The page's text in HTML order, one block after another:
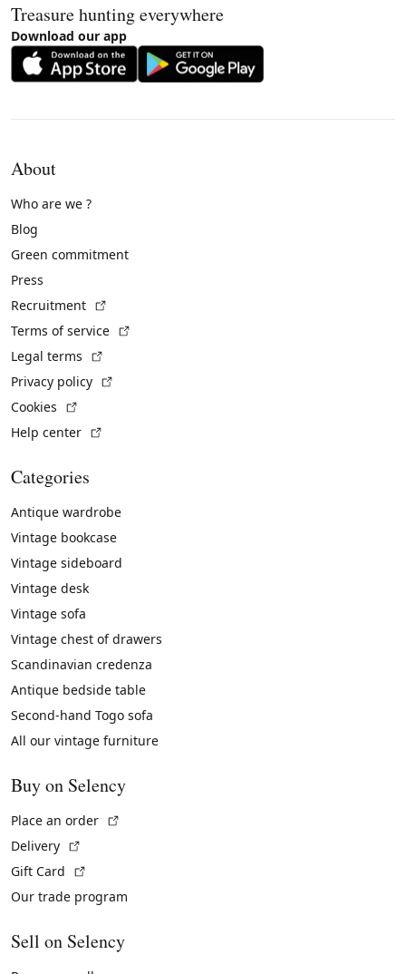
Treasure hunting everywhere
Download our app
About
Who are we ?
Blog
Green commitment
Press
Recruitment
Terms of service
Legal terms
Privacy policy
Cookies
Help center
Categories
Antique wardrobe
Vintage bookcase
Vintage sideboard
Vintage desk
Vintage sofa
Vintage chest of drawers
Scandinavian credenza
Antique bedside table
Second-hand Togo sofa
All our vintage furniture
Buy on Selency
Place an order
Delivery
Gift Card
Our trade program
Sell on Selency